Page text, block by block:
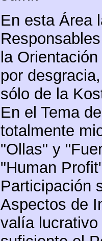
En esta Área
la
por
sólo de la
En el Tema
totalmente
"Ollas" y
"Human
Participación
Aspectos de
valía